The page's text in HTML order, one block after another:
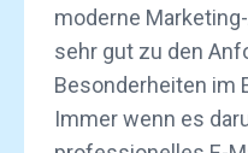
moderne
sehr gut zu den
Besonderheiten im
Immer wenn es